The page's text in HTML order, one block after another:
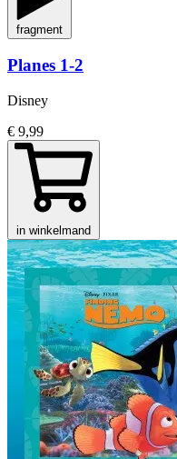
fragment
Planes 1-2
Disney
€ 9,99
in winkelmand